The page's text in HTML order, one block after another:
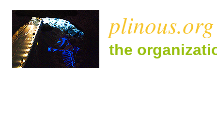
plinous.org
the